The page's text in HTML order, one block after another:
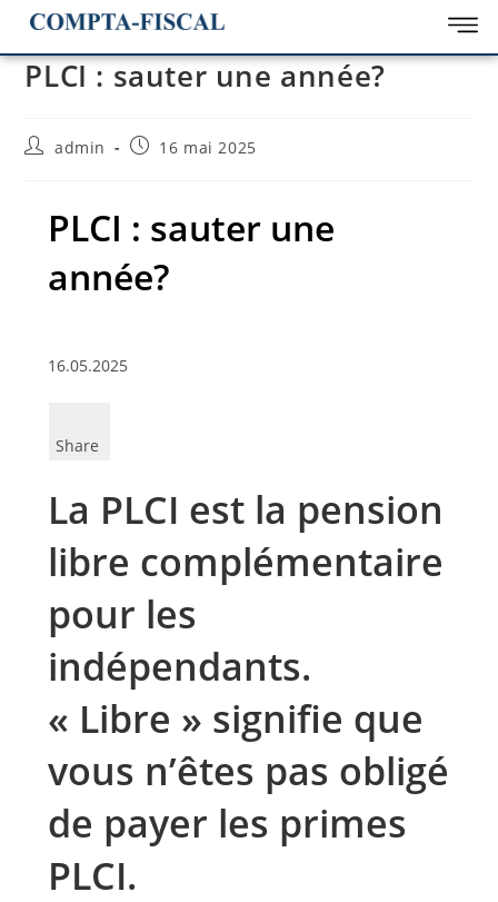
PLCI : sauter une année?
admin 16 mai 2025
PLCI : sauter une
année?
16.05.2025
Share
La PLCI est la pension
libre complémentaire
pour les
indépendants.
« Libre » signifie que
vous n’êtes pas obligé
de payer les primes
PLCI.